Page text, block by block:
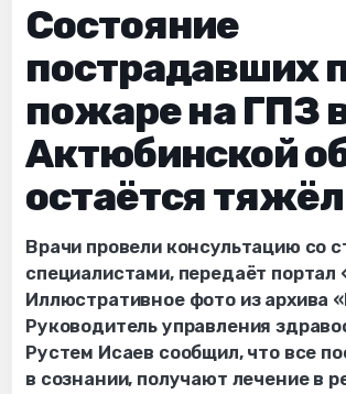
Состояние
пострадавших
пожаре на ГПЗ
Актюбинской
остаётся
Врачи провели консультацию со
специалистами, передаёт
Иллюстративное фото из архива
Руководитель управления
Рустем Исаев сообщил, что все
в сознании, получают лечение в